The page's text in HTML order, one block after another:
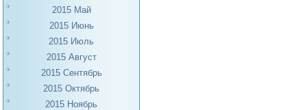
2015 Май
2015 Июнь
2015 Июль
2015 Август
2015 Сентябрь
2015 Октябрь
2015 Ноябрь